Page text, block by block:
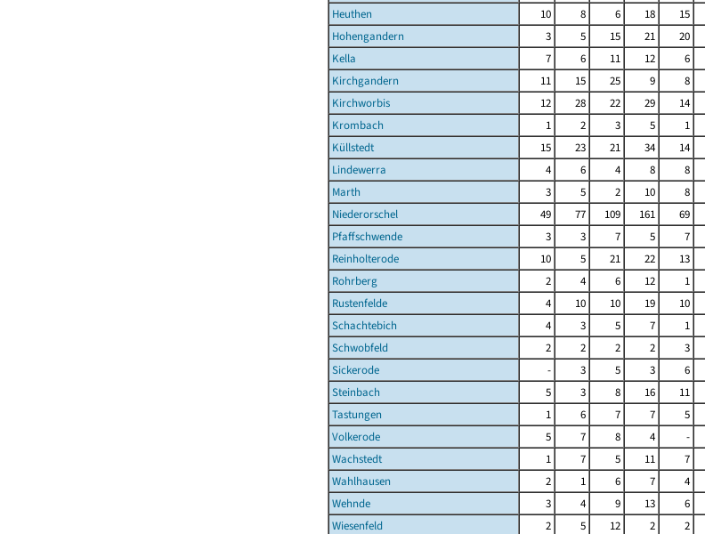
Heuthen
10 8 6 18 15
Hohengandern
3 5 15 21 20
Kella
7 6 11 12 6
Kirchgandern
11 15 25 9 8
Kirchworbis
12 28 22 29 14
Krombach
1 2 3 5 1
Küllstedt
15 23 21 34 14
Lindewerra
4 6 4 8 8
Marth
3 5 2 10 8
Niederorschel
49 77 109 161 69
Pfaffschwende
3 3 7 5 7
Reinholterode
10 5 21 22 13
Rohrberg
2 4 6 12 1
Rustenfelde
4 10 10 19 10
Schachtebich
4 3 5 7 1
Schwobfeld
2 2 2 2 3
Sickerode
- 3 5 3 6
Steinbach
5 3 8 16 11
Tastungen
1 6 7 7 5
Volkerode
5 7 8 4 -
Wachstedt
1 7 5 11 7
Wahlhausen
2 1 6 7 4
Wehnde
3 4 9 13 6
Wiesenfeld
2 5 12 2 2